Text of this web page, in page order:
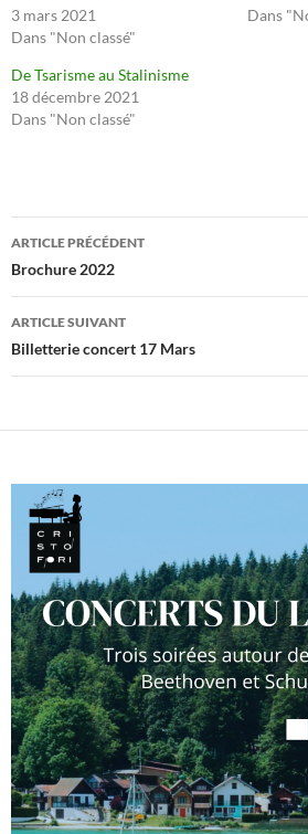
3 mars 2021
Dans "Non classé"
Dans
De Tsarisme au Stalinisme
18 décembre 2021
Dans "Non classé"
Navigation
des
articles
ARTICLE PRÉCÉDENT
Brochure 2022
ARTICLE SUIVANT
Billetterie concert 17 Mars